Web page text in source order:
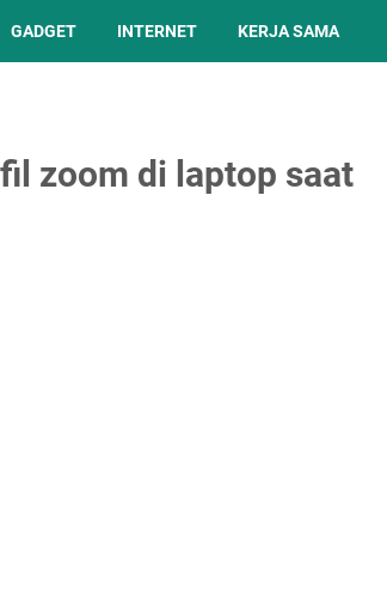
GADGET INTERNET KERJA SAMA
zoom di laptop saat